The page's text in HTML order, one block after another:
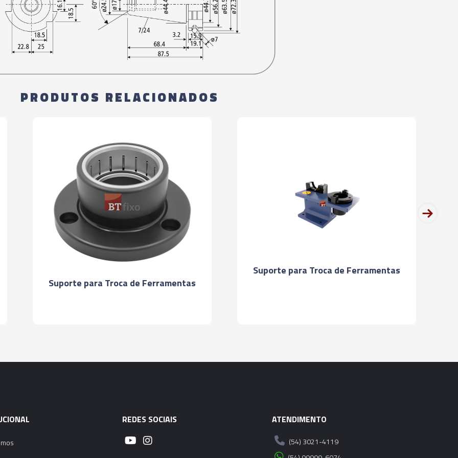
02414P - PORTA FRESA FACEAR - SK50 - 22 - 250MM
03905P - PORTA FRESA FACEAR - SK50 - 22 - 300MM
02407P - PORTA FRESA FACEAR - SK50 - 27 - 60MM
01790P - PORTA FRESA FACEAR - SK50 - 27 - 100MM
02415P - PORTA FRESA FACEAR - SK50 - 27 - 250MM
03906P - PORTA FRESA FACEAR - SK50 - 27 - 300MM
02408P - PORTA FRESA FACEAR - SK50 - 32 - 60MM
02066P - PORTA FRESA FACEAR - SK50 - 32 - 100MM
PRODUTOS RELACIONADOS
Suporte para Troca de Ferramentas
Suporte para Troca de Ferramentas
next
REDES SOCIAIS ATENDIMENTO
(54) 3021-4119